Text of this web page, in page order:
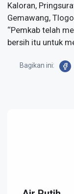
Kaloran,
Gemawang,
‘‘Pemkab telah
bersih itu untuk
Bagikan ini: